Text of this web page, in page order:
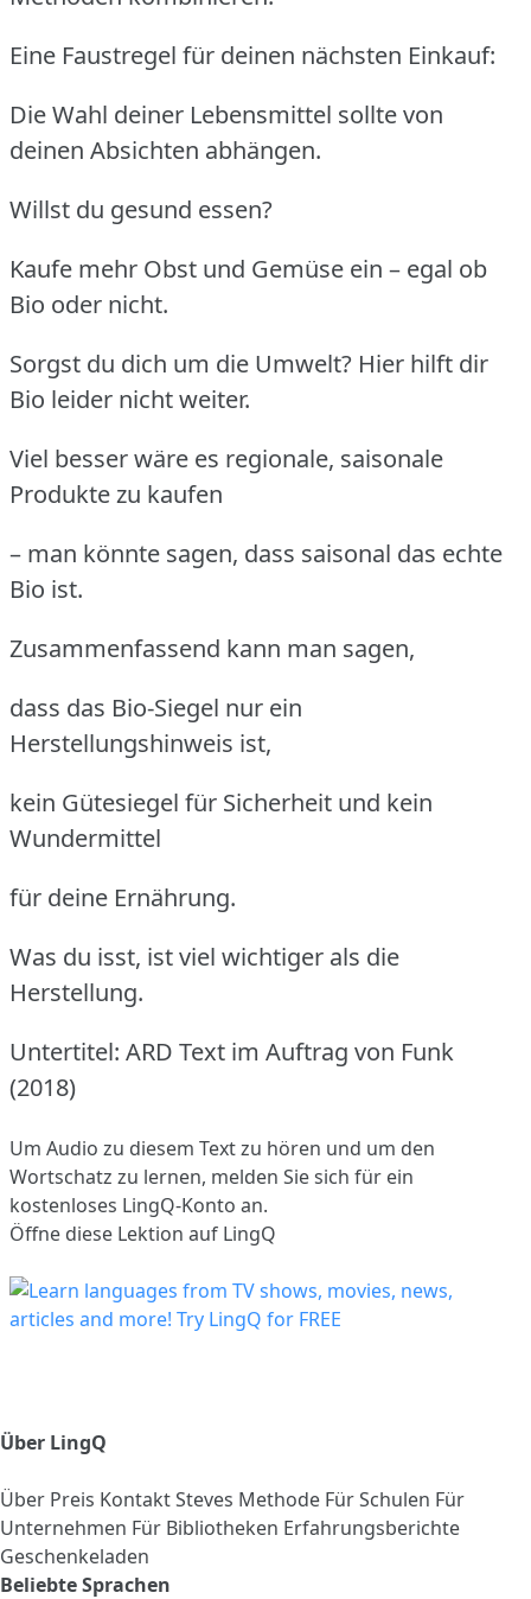
Eine Faustregel für deinen nächsten Einkauf:
Die Wahl deiner Lebensmittel sollte von
deinen Absichten abhängen.
Willst du gesund essen?
Kaufe mehr Obst und Gemüse ein – egal ob
Bio oder nicht.
Sorgst du dich um die Umwelt? Hier hilft dir
Bio leider nicht weiter.
Viel besser wäre es regionale, saisonale
Produkte zu kaufen
– man könnte sagen, dass saisonal das echte
Bio ist.
Zusammenfassend kann man sagen,
dass das Bio-Siegel nur ein
Herstellungshinweis ist,
kein Gütesiegel für Sicherheit und kein
Wundermittel
für deine Ernährung.
Was du isst, ist viel wichtiger als die
Herstellung.
Untertitel: ARD Text im Auftrag von Funk
(2018)
Um Audio zu diesem Text zu hören und um den
Wortschatz zu lernen, melden Sie sich für ein
kostenloses LingQ-Konto an.
Öffne diese Lektion auf LingQ
Über LingQ
Über Preis KontaktSteves Methode Für Schulen Für
Unternehmen Für Bibliotheken Erfahrungsberichte
Geschenkeladen
Beliebte Sprachen